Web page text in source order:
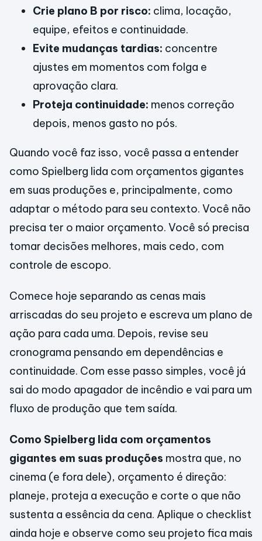
Crie plano B por risco: clima, locação,
equipe, efeitos e continuidade.
Evite mudanças tardias: concentre
ajustes em momentos com folga e
aprovação clara.
Proteja continuidade: menos correção
depois, menos gasto no pós.
Quando você faz isso, você passa a entender
como Spielberg lida com orçamentos gigantes
em suas produções e, principalmente, como
adaptar o método para seu contexto. Você não
precisa ter o maior orçamento. Você só precisa
tomar decisões melhores, mais cedo, com
controle de escopo.
Comece hoje separando as cenas mais
arriscadas do seu projeto e escreva um plano de
ação para cada uma. Depois, revise seu
cronograma pensando em dependências e
continuidade. Com esse passo simples, você já
sai do modo apagador de incêndio e vai para um
fluxo de produção que tem saída.
Como Spielberg lida com orçamentos
gigantes em suas produções mostra que, no
cinema (e fora dele), orçamento é direção:
planeje, proteja a execução e corte o que não
sustenta a essência da cena. Aplique o checklist
ainda hoje e observe como seu projeto fica mais